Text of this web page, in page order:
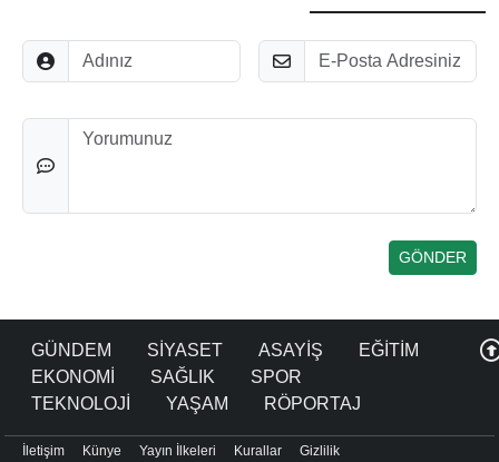
Adınız E-Posta
Düşünceleriniz
GÜNDEM SİYASET ASAYİŞ
EĞİTİM
EKONOMİ
SAĞLIK
SPOR
TEKNOLOJİ
YAŞAM RÖPORTAJ
İletişim Künye Yayın İlkeleri Kurallar Gizlilik